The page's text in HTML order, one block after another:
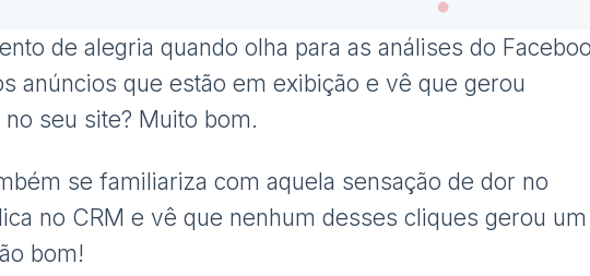
de alegria quando olha para as análises do
anúncios que estão em exibição e vê que gerou
seu site? Muito bom.
se familiariza com aquela sensação de dor no
no CRM e vê que nenhum desses cliques gerou um
bom!